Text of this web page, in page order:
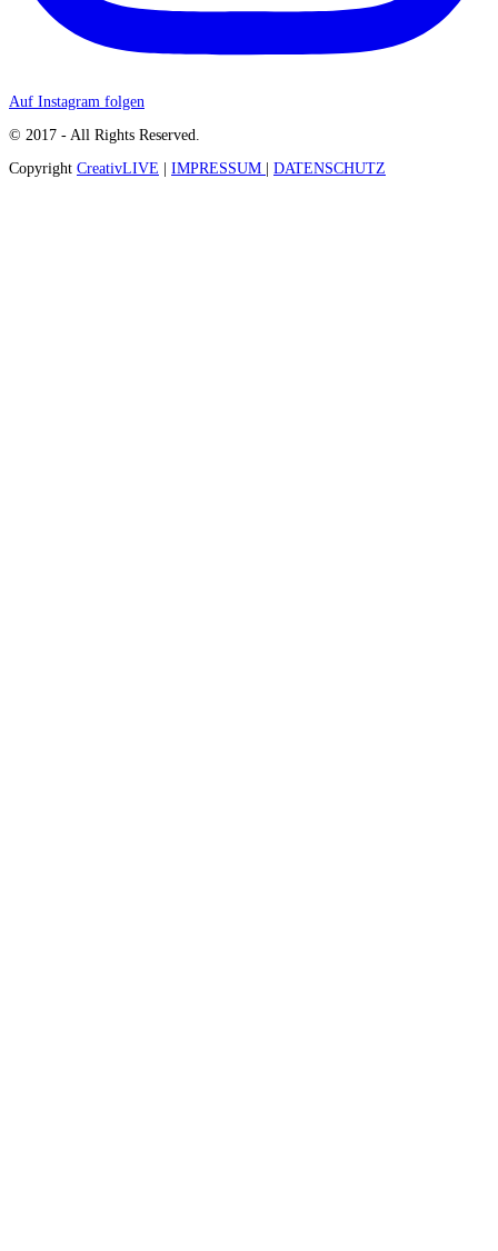
Auf Instagram folgen
© 2017 - All Rights Reserved.
Copyright CreativLIVE IMPRESSUM DATENSCHUTZ